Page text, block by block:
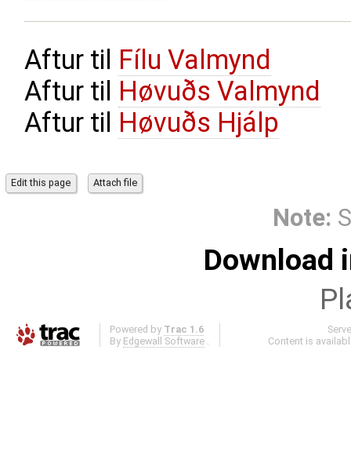
Aftur til Fílu Valmynd
Aftur til Høvuðs Valmynd
Aftur til Høvuðs Hjálp
Note:
Download
Powered by Trac 1.6
By Edgewall Software .
Content is